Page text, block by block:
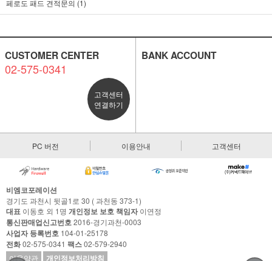
페로도 패드 견적문의 (1)
CUSTOMER CENTER
02-575-0341
고객센터
연결하기
BANK ACCOUNT
PC 버전 이용안내 고객센터
비엠코포레이션
경기도 과천시 뒷골1로 30 ( 과천동 373-1)
대표 이동호 외 1명 개인정보 보호 책임자이연정
통신판매업신고번호2016-경기과천-0003
사업자 등록번호 104-01-25178
전화02-575-0341 팩스02-579-2940
이용약관
개인정보처리방침